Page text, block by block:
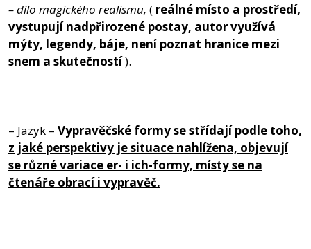
– dílo magického realismu, ( reálné místo a prostředí,
vystupují nadpřirozené postay, autor využívá
mýty, legendy, báje, není poznat hranice mezi
snem a skutečností).
– Jazyk – Vypravěčské formy se střídají podle toho,
z jaké perspektivy je situace nahlížena, objevují
se různé variace er- i ich-formy, místy se na
čtenáře obrací i vypravěč.